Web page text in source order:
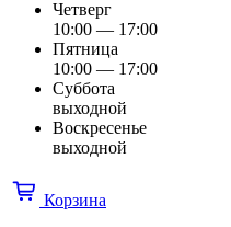
Четверг
10:00 — 17:00
Пятница
10:00 — 17:00
Суббота
выходной
Воскресенье
выходной
Корзина